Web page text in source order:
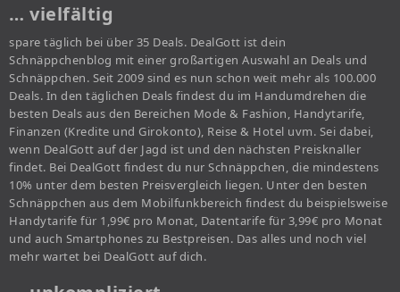
… vielfältig
spare täglich bei über 35 Deals. DealGott ist dein
Schnäppchenblog mit einer großartigen Auswahl an Deals und
Schnäppchen. Seit 2009 sind es nun schon weit mehr als 100.000
Deals. In den täglichen Deals findest du im Handumdrehen die
besten Deals aus den Bereichen Mode & Fashion, Handytarife,
Finanzen (Kredite und Girokonto), Reise & Hotel uvm. Sei dabei,
wenn DealGott auf der Jagd ist und den nächsten Preisknaller
findet. Bei DealGott findest du nur Schnäppchen, die mindestens
10% unter dem besten Preisvergleich liegen. Unter den besten
Schnäppchen aus dem Mobilfunkbereich findest du beispielsweise
Handytarife für 1,99€ pro Monat, Datentarife für 3,99€ pro Monat
und auch Smartphones zu Bestpreisen. Das alles und noch viel
mehr wartet bei DealGott auf dich.